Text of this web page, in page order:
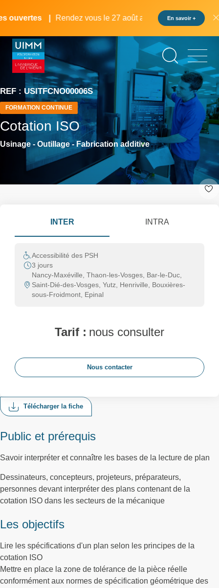
au
principal
Rendez vous le 27 août au pôle formation UIMM
En savoir +
REF : USITFCNO00006S
FORMATION CONTINUE
Cotation ISO
Usinage - Outillage - Fabrication additive
Télécharger la fiche
Public et prérequis
Savoir interpréter et connaître les bases de la lecture de plan
Dessinateurs, concepteurs, projeteurs, préparateurs,
personnes devant interpréter des plans contenant de la
cotation ISO dans les secteurs de la mécanique
Les objectifs
Lire les spécifications d'un plan selon les principes de la
cotation ISO
Mettre en place la zone de tolérance de la pièce réelle
conformément aux normes de spécification géométrique des
INTER INTRA
Accessibilité des PSH
3 jours
Nancy-Maxéville, Thaon-les-Vosges, Bar-le-Duc,
Saint-Dié-des-Vosges, Yutz, Henriville, Bouxières-
sous-Froidmont, Epinal
Tarif : nous consulter
Nous contacter